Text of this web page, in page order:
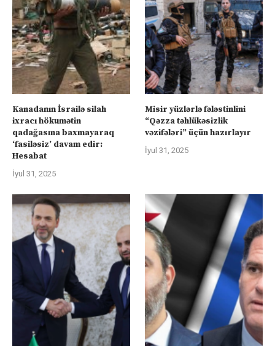
Kanadanın İsrailə silah
ixracı hökumətin
qadağasına baxmayaraq
‘fasiləsiz’ davam edir:
Hesabat
İyul 31, 2025
Misir yüzlərlə fələstinlini
“Qəzza təhlükəsizlik
vəzifələri” üçün hazırlayır
İyul 31, 2025